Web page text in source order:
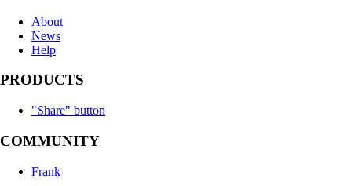
About
News
Help
PRODUCTS
"Share" button
COMMUNITY
Frank